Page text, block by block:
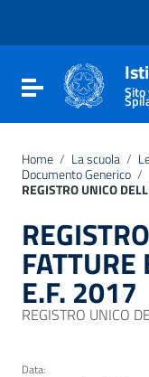
Vai al footer
Attiva / disattiva
Home / La scuola /
Documento Generico /
REGISTRO UNICO
FATTURE
E.F. 2017
REGISTRO UNICO
Data: